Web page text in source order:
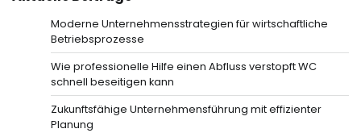
Moderne Unternehmensstrategien für wirtschaftliche
Betriebsprozesse
Wie professionelle Hilfe einen Abfluss verstopft WC
schnell beseitigen kann
Zukunftsfähige Unternehmensführung mit effizienter
Planung